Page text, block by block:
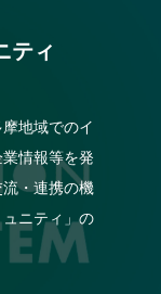
ティ
地域でのイ
情報等を発
・連携の機
ニティ」の